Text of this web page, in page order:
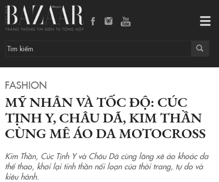
FASHION
MỸ NHÂN VÀ TỐC ĐỘ: CÚC
TỊNH Y, CHÂU DÃ, KIM THẦN
CÙNG MÊ ÁO DA MOTOCROSS
Kim Thần, Cúc Tịnh Y và Châu Dã cùng lăng xê áo khoác da
thể thao, khơi lại tinh thần nổi loạn của thời trang, tự do và
kiêu hãnh.